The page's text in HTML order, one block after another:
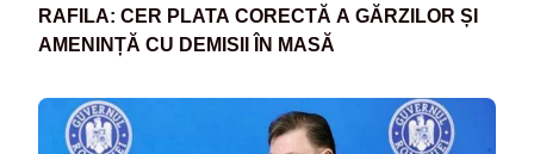
RAFILA: CER PLATA CORECTĂ A GĂRZILOR ȘI
AMENINȚĂ CU DEMISII ÎN MASĂ